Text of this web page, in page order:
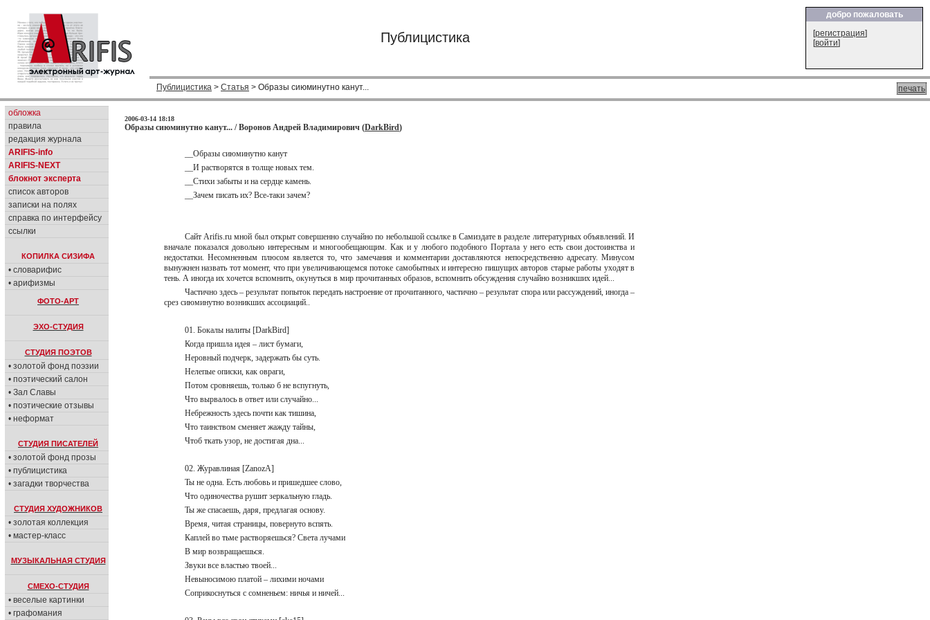
Публицистика
добро пожаловать
[регистрация]
[войти]
печать
Публицистика > Статья > Образы сиюминутно канут...
обложка
правила
редакция журнала
ARIFIS-info
ARIFIS-NEXT
блокнот эксперта
список авторов
записки на полях
справка по интерфейсу
ссылки
КОПИЛКА СИЗИФА
• словарифис
• арифизмы
ФОТО-АРТ
ЭХО-СТУДИЯ
СТУДИЯ ПОЭТОВ
• золотой фонд поэзии
• поэтический салон
• Зал Славы
• поэтические отзывы
• неформат
СТУДИЯ ПИСАТЕЛЕЙ
• золотой фонд прозы
• публицистика
• загадки творчества
СТУДИЯ ХУДОЖНИКОВ
• золотая коллекция
• мастер-класс
МУЗЫКАЛЬНАЯ СТУДИЯ
СМЕХО-СТУДИЯ
• веселые картинки
• графомания
2006-03-14 18:18
Образы сиюминутно канут... / Воронов Андрей Владимирович (DarkBird)
__Образы сиюминутно канут
__И растворятся в толще новых тем.
__Стихи забыты и на сердце камень.
__Зачем писать их? Все-таки зачем?
Сайт Arifis.ru мной был открыт совершенно случайно по небольшой ссылке в Самиздате в разделе литературных объявлений. И
вначале показался довольно интересным и многообещающим. Как и у любого подобного Портала у него есть свои достоинства и
недостатки. Несомненным плюсом является то, что замечания и комментарии доставляются непосредственно адресату. Минусом
вынужнен назвать тот момент, что при увеличивающемся потоке самобытных и интересно пишущих авторов старые работы уходят в
тень. А иногда их хочется вспомнить, окунуться в мир прочитанных образов, вспомнить обсуждения случайно возникших идей...
Частично здесь – результат попыток передать настроение от прочитанного, частично – результат спора или рассуждений, иногда –
срез сиюминутно возникших ассоциаций..
01. Бокалы налиты [DarkBird]
Когда пришла идея – лист бумаги,
Неровный подчерк, задержать бы суть.
Нелепые описки, как овраги,
Потом сровняешь, только б не вспугнуть,
Что вырвалось в ответ или случайно...
Небрежность здесь почти как тишина,
Что таинством сменяет жажду тайны,
Чтоб ткать узор, не достигая дна...
02. Журавлиная [ZanozA]
Ты не одна. Есть любовь и пришедшее слово,
Что одиночества рушит зеркальную гладь.
Ты же спасаешь, даря, предлагая основу.
Время, читая страницы, повернуто вспять.
Каплей во тьме растворяешься? Света лучами
В мир возвращаешься.
Звуки все властью твоей...
Невыносимою платой – лихими ночами
Соприкоснуться с сомненьем: ничья и ничей...